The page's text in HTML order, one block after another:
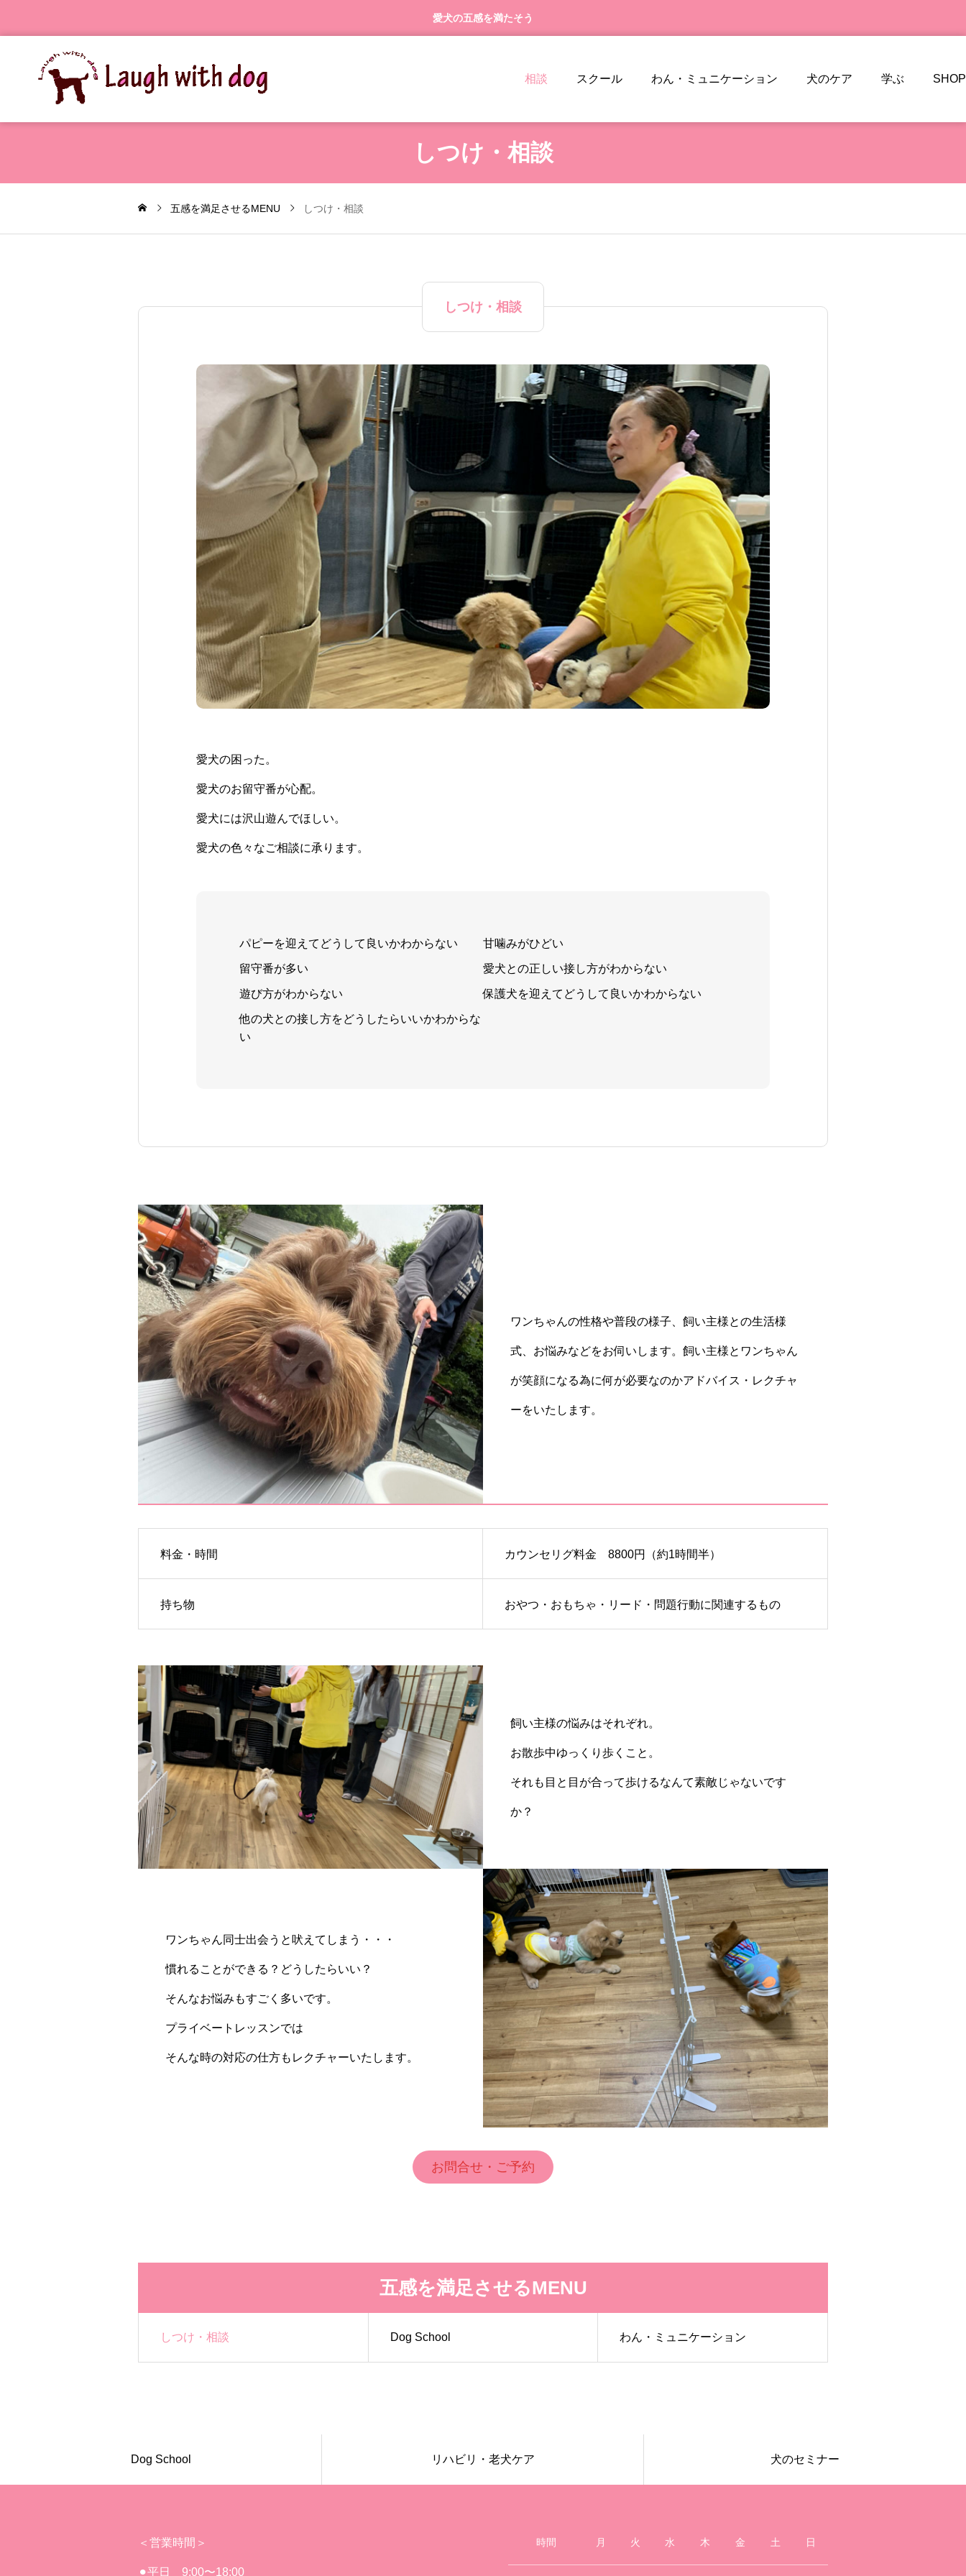
愛犬の五感を満たそう
相談 スクール わん・ミュニケーション 犬のケア 学ぶ SHOP
しつけ・相談
五感を満足させるMENU しつけ・相談
しつけ・相談
愛犬の困った。
愛犬のお留守番が心配。
愛犬には沢山遊んでほしい。
愛犬の色々なご相談に承ります。
パピーを迎えてどうして良いかわからない 甘噛みがひどい
留守番が多い 愛犬との正しい接し方がわからない
遊び方がわからない 保護犬を迎えてどうして良いかわからない
他の犬との接し方をどうしたらいいかわからな
い
ワンちゃんの性格や普段の様子、飼い主様との生活様
式、お悩みなどをお伺いします。飼い主様とワンちゃん
が笑顔になる為に何が必要なのかアドバイス・レクチャ
ーをいたします。
料金・時間 カウンセリグ料金 8800円（約1時間半）
持ち物 おやつ・おもちゃ・リード・問題行動に関連するもの
飼い主様の悩みはそれぞれ。
お散歩中ゆっくり歩くこと。
それも目と目が合って歩けるなんて素敵じゃないです
か？
ワンちゃん同士出会うと吠えてしまう・・・
慣れることができる？どうしたらいい？
そんなお悩みもすごく多いです。
プライベートレッスンでは
そんな時の対応の仕方もレクチャーいたします。
お問合せ・ご予約
五感を満足させるMENU
しつけ・相談 Dog School わん・ミュニケーション
Dog School リハビリ・老犬ケア 犬のセミナー
＜営業時間＞
⚫︎平日 9:00〜18:00
時間 月 火 水 木 金 土 日